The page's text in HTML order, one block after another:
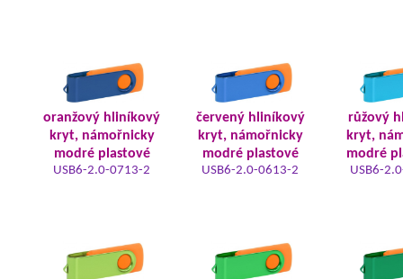
oranžový hliníkový
kryt, námořnicky
modré plastové
USB6-2.0-0713-2
červený hliníkový
kryt, námořnicky
modré plastové
USB6-2.0-0613-2
růžový
kryt,
modré
USB6-